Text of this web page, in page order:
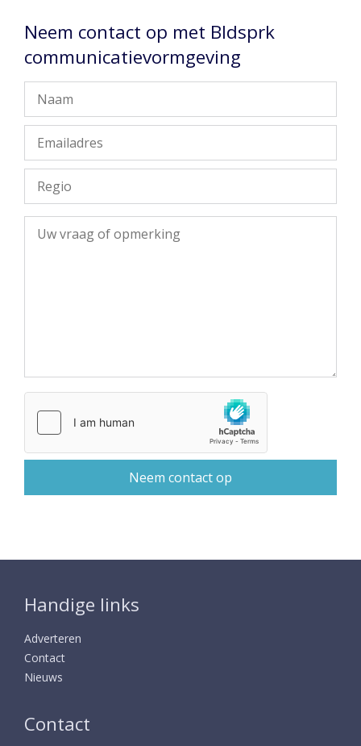
Neem contact op met Bldsprk
communicatievormgeving
Handige links
Adverteren
Contact
Nieuws
Contact